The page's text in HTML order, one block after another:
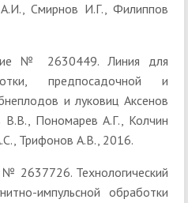
Смирнов И.Г., Филиппов
№ 2630449. Линия для
предпосадочной и
и луковиц Аксенов
Пономарев А.Г., Колчин
Трифонов А.В., 2016.
2637726. Технологический
импульсной обработки